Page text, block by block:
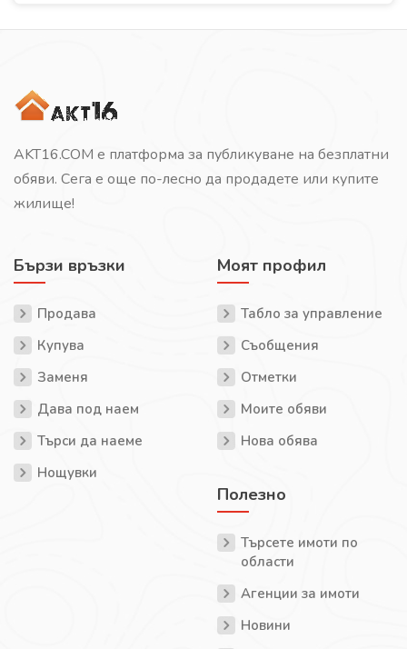
AKT16.COM е платформа за публикуване на безплатни
обяви. Сега е още по-лесно да продадете или купите
жилище!
Бързи връзки
Продава
Купува
Заменя
Дава под наем
Търси да наеме
Нощувки
Моят профил
Табло за управление
Съобщения
Отметки
Моите обяви
Нова обява
Полезно
Търсете имоти по
области
Агенции за имоти
Новини